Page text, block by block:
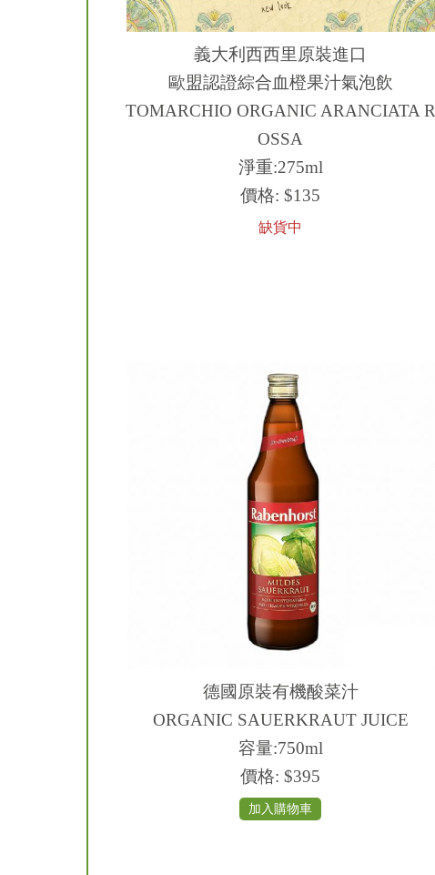
義大利西西里原裝進口
歐盟認證綜合血橙果汁氣泡飲
TOMARCHIO ORGANIC ARANCIATA R
OSSA
淨重:275ml
價格: $135
缺貨中
德國原裝有機酸菜汁
ORGANIC SAUERKRAUT JUICE
容量:750ml
價格: $395
加入購物車